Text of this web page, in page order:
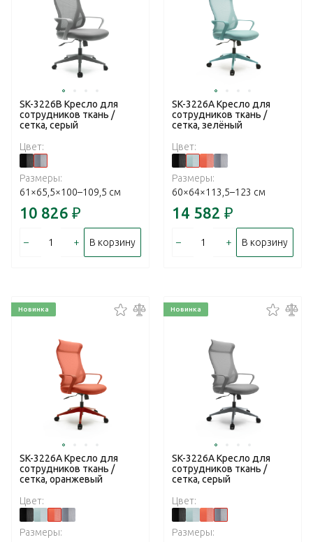
SK-3226B Кресло для
сотрудников ткань /
сетка, серый
Цвет:
Размеры:
61×65,5×100–109,5 см
10 826 ₽
– + В корзину
SK-3226A Кресло для
сотрудников ткань /
сетка, зелёный
Цвет:
Размеры:
60×64×113,5–123 см
14 582 ₽
– + В корзину
Новинка
SK-3226A Кресло для
сотрудников ткань /
сетка, оранжевый
Цвет:
Размеры:
Новинка
SK-3226A Кресло для
сотрудников ткань /
сетка, серый
Цвет:
Размеры: